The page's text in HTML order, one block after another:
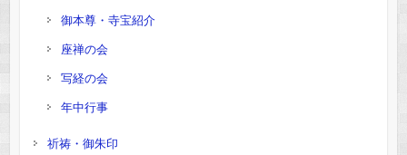
御本尊・寺宝紹介
座禅の会
写経の会
年中行事
祈祷・御朱印